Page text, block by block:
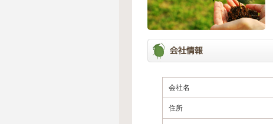
会社名
住所